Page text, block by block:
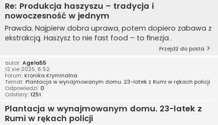
Re: Produkcja haszyszu – tradycja i
nowoczesność w jednym
Prawda. Najpierw dobra uprawa, potem dopiero zabawa z
ekstrakcją. Haszysz to nie fast food – to finezja..
Przejdź do posta
autor: Agela55
12 sie 2025, 8:52
Forum: Kronika Kryminalna
Temat: Plantacja w wynajmowanym domu. 23-latek z Rumi w rękach policji
Odpowiedzi: 0
Odsłony: 1251
Plantacja w wynajmowanym domu. 23-latek z
Rumi w rękach policji